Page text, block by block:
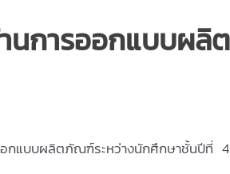
นการออกแบบผ
กแบบผลิตภัณฑ์ระหว่างนักศึกษาชั้นปีที่